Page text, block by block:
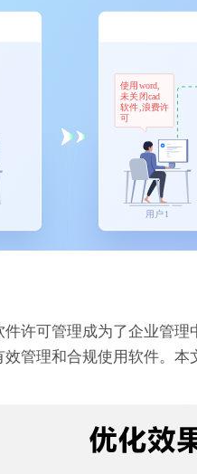
许可管理成为了企业管
管理和合规使用软件。